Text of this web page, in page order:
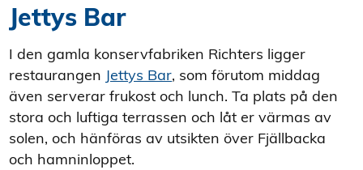
Jettys Bar
I den gamla konservfabriken Richters ligger
restaurangen Jettys Bar, som förutom middag
även serverar frukost och lunch. Ta plats på den
stora och luftiga terrassen och låt er värmas av
solen, och hänföras av utsikten över Fjällbacka
och hamninloppet.